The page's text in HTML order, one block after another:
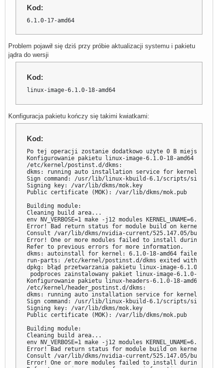
Kod:
6.1.0-17-amd64
Problem pojawił się dziś przy próbie aktualizacji systemu i pakietu
jądra do wersji
Kod:
linux-image-6.1.0-18-amd64
Konfiguracja pakietu kończy się takimi kwiatkami:
Kod:
Po tej operacji zostanie dodatkowo użyte 0 B miejsca na
Konfigurowanie pakietu linux-image-6.1.0-18-amd64
/etc/kernel/postinst.d/dkms:
dkms: running auto installation service for kernel 6.1.0-
Sign command: /usr/lib/linux-kbuild-6.1/scripts/sign-
Signing key: /var/lib/dkms/mok.key
Public certificate (MOK): /var/lib/dkms/mok.pub
Building module:
Cleaning build area...
env NV_VERBOSE=1 make -j12 modules
Error! Bad return status for module build on kernel:
Consult /var/lib/dkms/nvidia-current/525.147.05/build/
Error! One or more modules failed to install during
Refer to previous errors for more information.
dkms: autoinstall for kernel: 6.1.0-18-amd64 failed!
run-parts: /etc/kernel/postinst.d/dkms exited with
dpkg: błąd przetwarzania pakietu linux-image-6.1.0-18-
podproces zainstalowany pakiet linux-image-6.1.0-18-
Konfigurowanie pakietu linux-headers-6.1.0-18-amd64
/etc/kernel/header_postinst.d/dkms:
dkms: running auto installation service for kernel 6.1.0-
Sign command: /usr/lib/linux-kbuild-6.1/scripts/sign-
Signing key: /var/lib/dkms/mok.key
Public certificate (MOK): /var/lib/dkms/mok.pub
Building module:
Cleaning build area...
env NV_VERBOSE=1 make -j12 modules
Error! Bad return status for module build on kernel:
Consult /var/lib/dkms/nvidia-current/525.147.05/build/
Error! One or more modules failed to install during